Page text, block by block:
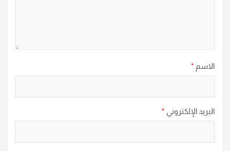
الاسم *
البريد الإلكتروني *